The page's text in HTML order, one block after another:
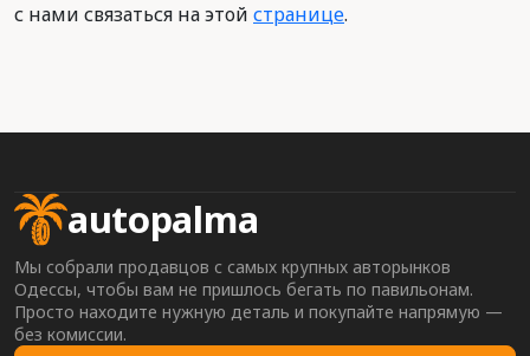
с нами связаться на этой странице.
autopalma
Мы собрали продавцов с самых крупных авторынков
Одессы, чтобы вам не пришлось бегать по павильонам.
Просто находите нужную деталь и покупайте напрямую —
без комиссии.